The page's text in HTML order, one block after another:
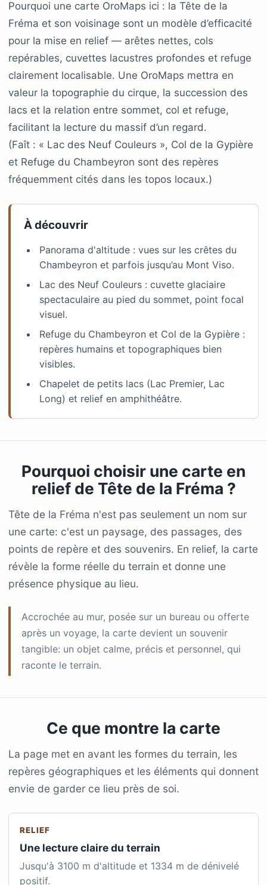
Pourquoi une carte OroMaps ici : la Tête de la
Fréma et son voisinage sont un modèle d’efficacité
pour la mise en relief — arêtes nettes, cols
repérables, cuvettes lacustres profondes et refuge
clairement localisable. Une OroMaps mettra en
valeur la topographie du cirque, la succession des
lacs et la relation entre sommet, col et refuge,
facilitant la lecture du massif d’un regard.
(Faît : « Lac des Neuf Couleurs », Col de la Gypière
et Refuge du Chambeyron sont des repères
fréquemment cités dans les topos locaux.)
À découvrir
Panorama d'altitude : vues sur les crêtes du
Chambeyron et parfois jusqu’au Mont Viso.
Lac des Neuf Couleurs : cuvette glaciaire
spectaculaire au pied du sommet, point focal
visuel.
Refuge du Chambeyron et Col de la Gypière :
repères humains et topographiques bien
visibles.
Chapelet de petits lacs (Lac Premier, Lac
Long) et relief en amphithéâtre.
Pourquoi choisir une carte en
relief de Tête de la Fréma ?
Tête de la Fréma n'est pas seulement un nom sur
une carte: c'est un paysage, des passages, des
points de repère et des souvenirs. En relief, la carte
révèle la forme réelle du terrain et donne une
présence physique au lieu.
Accrochée au mur, posée sur un bureau ou offerte
après un voyage, la carte devient un souvenir
tangible: un objet calme, précis et personnel, qui
raconte le terrain.
Ce que montre la carte
La page met en avant les formes du terrain, les
repères géographiques et les éléments qui donnent
envie de garder ce lieu près de soi.
RELIEF
Une lecture claire du terrain
Jusqu'à 3100 m d'altitude et 1334 m de dénivelé
positif.